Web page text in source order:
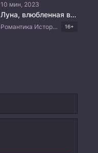
10 мин, 2023
Луна, влюбленная в звезды
Романтика Исторический Драма Китайские дорамы 16+